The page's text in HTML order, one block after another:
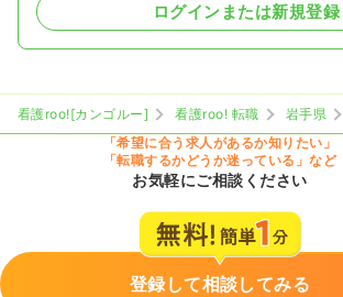
ログインまたは新規登録
看護roo![カンゴルー] 看護roo! 転職 岩手県
「希望に合う求人があるか知りたい」
「転職するかどうか迷っている」など
お気軽にご相談ください
登録して相談してみる